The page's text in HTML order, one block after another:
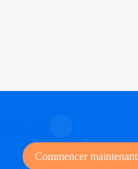
Commencer maintenant